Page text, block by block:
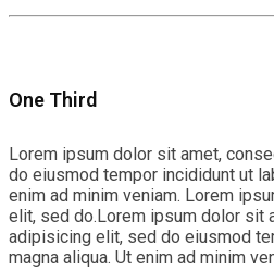
One Third
Lorem ipsum dolor sit amet,
do eiusmod tempor incididunt ut
enim ad minim veniam. Lorem
elit, sed do.Lorem ipsum dolor sit
adipisicing elit, sed do eiusmod
magna aliqua. Ut enim ad minim